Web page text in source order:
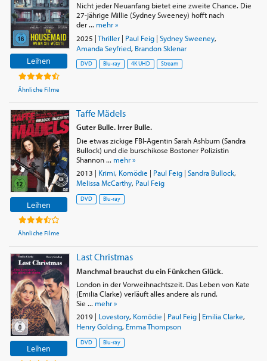
Leihen
Ähnliche Filme
Nicht jeder Neuanfang bietet eine zweite Chance. Die
27-jährige Millie (Sydney Sweeney) hofft nach
der ... mehr »
2025 |Thriller| Paul Feig| Sydney Sweeney,
Amanda Seyfried, Brandon Sklenar
DVD Blu-ray 4K UHD Stream
Leihen
Ähnliche Filme
Taffe Mädels
Guter Bulle. Irrer Bulle.
Die etwas zickige FBI-Agentin Sarah Ashburn (Sandra
Bullock) und die burschikose Bostoner Polizistin
Shannon ... mehr »
2013 | Krimi, Komödie | Paul Feig| Sandra Bullock,
Melissa McCarthy, Paul Feig
DVD Blu-ray
Leihen
Last Christmas
Manchmal brauchst du ein Fünkchen Glück.
London in der Vorweihnachtszeit. Das Leben von Kate
(Emilia Clarke) verläuft alles andere als rund.
Sie ... mehr »
2019| Lovestory, Komödie | Paul Feig| Emilia Clarke,
Henry Golding, Emma Thompson
DVD Blu-ray